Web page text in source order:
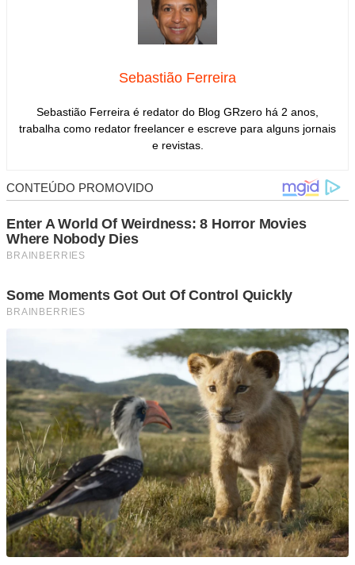
Sebastião Ferreira
Sebastião Ferreira é redator do Blog GRzero há 2 anos,
trabalha como redator freelancer e escreve para alguns jornais
e revistas.